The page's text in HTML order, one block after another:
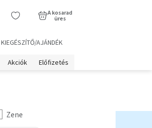
A kosarad
üres
KIEGÉSZÍTŐ/AJÁNDÉK
Akciók Előfizetés
Zene